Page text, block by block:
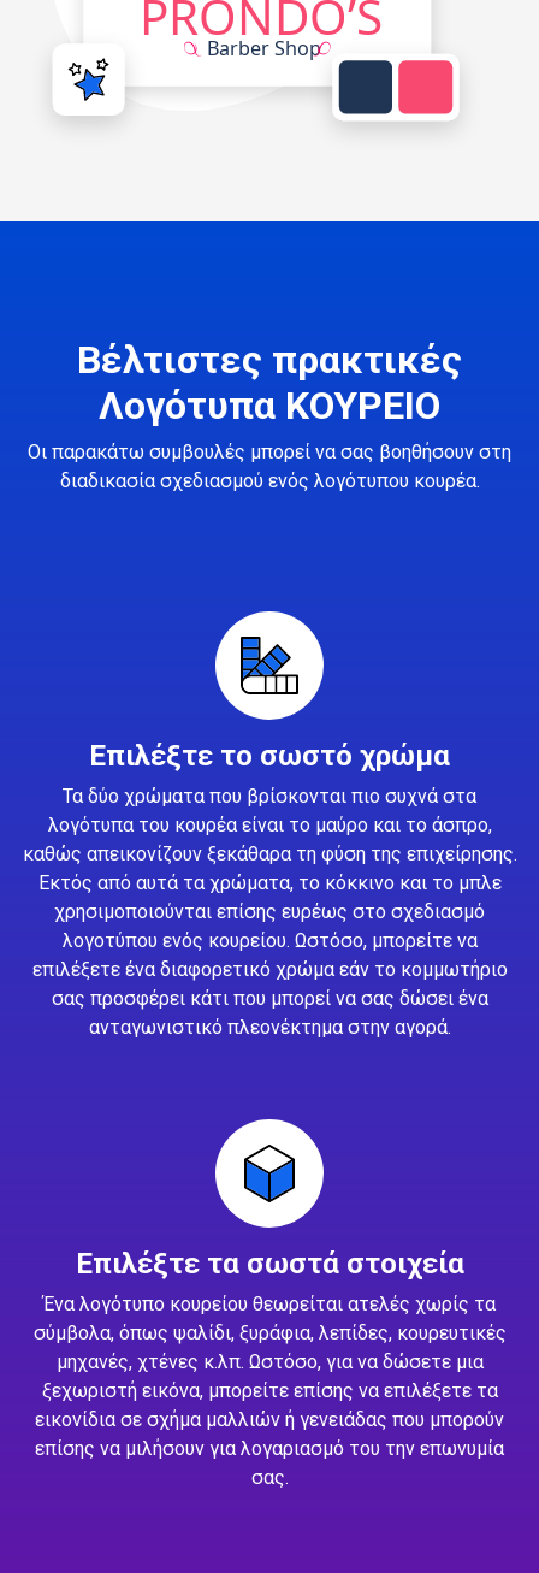
Βέλτιστες πρακτικές
Λογότυπα ΚΟΥΡΕΙΟ
Οι παρακάτω συμβουλές μπορεί να σας βοηθήσουν στη
διαδικασία σχεδιασμού ενός λογότυπου κουρέα.
Επιλέξτε το σωστό χρώμα
Τα δύο χρώματα που βρίσκονται πιο συχνά στα
λογότυπα του κουρέα είναι το μαύρο και το άσπρο,
καθώς απεικονίζουν ξεκάθαρα τη φύση της επιχείρησης.
Εκτός από αυτά τα χρώματα, το κόκκινο και το μπλε
χρησιμοποιούνται επίσης ευρέως στο σχεδιασμό
λογοτύπου ενός κουρείου. Ωστόσο, μπορείτε να
επιλέξετε ένα διαφορετικό χρώμα εάν το κομμωτήριο
σας προσφέρει κάτι που μπορεί να σας δώσει ένα
ανταγωνιστικό πλεονέκτημα στην αγορά.
Επιλέξτε τα σωστά στοιχεία
Ένα λογότυπο κουρείου θεωρείται ατελές χωρίς τα
σύμβολα, όπως ψαλίδι, ξυράφια, λεπίδες, κουρευτικές
μηχανές, χτένες κ.λπ. Ωστόσο, για να δώσετε μια
ξεχωριστή εικόνα, μπορείτε επίσης να επιλέξετε τα
εικονίδια σε σχήμα μαλλιών ή γενειάδας που μπορούν
επίσης να μιλήσουν για λογαριασμό του την επωνυμία
σας.